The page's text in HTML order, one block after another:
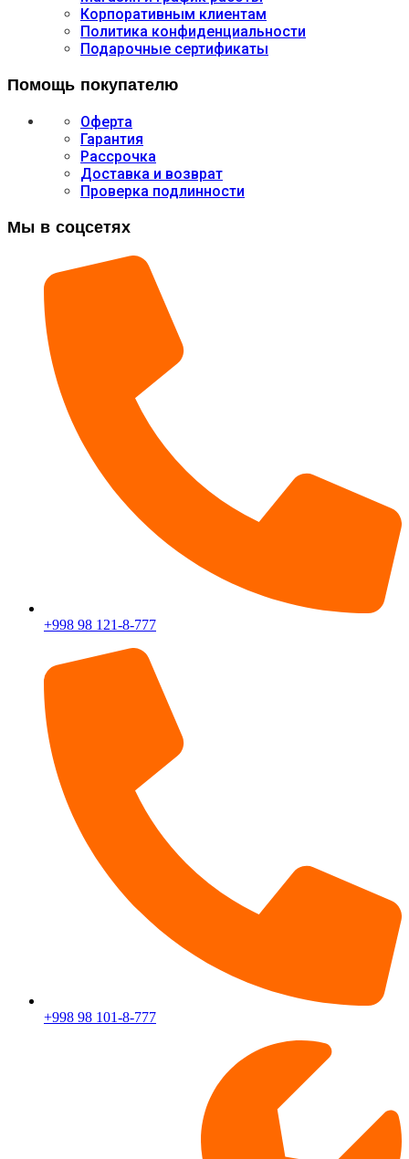
Корпоративным клиентам
Политика конфиденциальности
Подарочные сертификаты
Помощь покупателю
Оферта
Гарантия
Рассрочка
Доставка и возврат
Проверка подлинности
Мы в соцсетях
+998 98 121-8-777
+998 98 101-8-777